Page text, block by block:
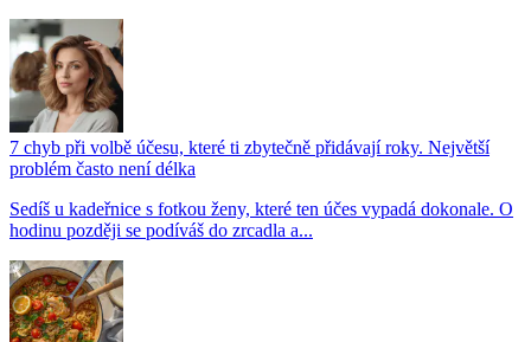
7 chyb při volbě účesu, které ti zbytečně přidávají roky. Největší
problém často není délka
Sedíš u kadeřnice s fotkou ženy, které ten účes vypadá dokonale. O
hodinu později se podíváš do zrcadla a...